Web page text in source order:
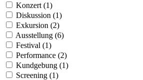
Konzert (1)
Diskussion (1)
Exkursion (2)
Ausstellung (6)
Festival (1)
Performance (2)
Kundgebung (1)
Screening (1)